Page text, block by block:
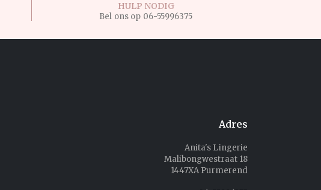
HULP NODIG
Bel ons op 06-55996375
Adres
Anita's Lingerie
Malibongwestraat 18
1447XA Purmerend